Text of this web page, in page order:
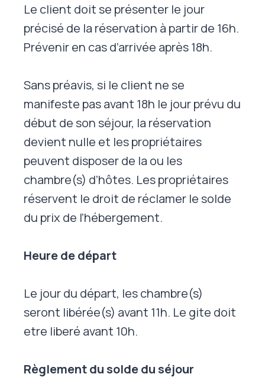
Le client doit se présenter le jour
précisé de la réservation à partir de 16h.
Prévenir en cas d’arrivée après 18h.
Sans préavis, si le client ne se
manifeste pas avant 18h le jour prévu du
début de son séjour, la réservation
devient nulle et les propriétaires
peuvent disposer de la ou les
chambre(s) d’hôtes. Les propriétaires
réservent le droit de réclamer le solde
du prix de l’hébergement.
Heure de départ
Le jour du départ, les chambre(s)
seront libérée(s) avant 11h. Le gite doit
etre liberé avant 10h.
Règlement du solde du séjour